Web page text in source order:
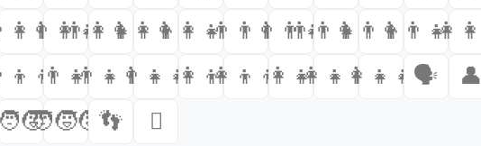
👨‍👩‍👧
👨‍👩‍👧‍👦👨‍👩‍👦‍👦👨‍👩‍👧‍👧
👨‍👨‍👦👨‍👨‍👧
👨‍👨‍👧‍👦👨‍👨‍👦‍👦👨‍👨‍👧‍👧
👨‍👧👨‍👧‍👦👨‍👧‍👧👩‍👦👩‍👦‍👦👩‍👧👩‍👧‍👦👩‍👧‍👧🗣️ 👤
🧑‍🧒🧑‍🧒‍🧒👣 🫆